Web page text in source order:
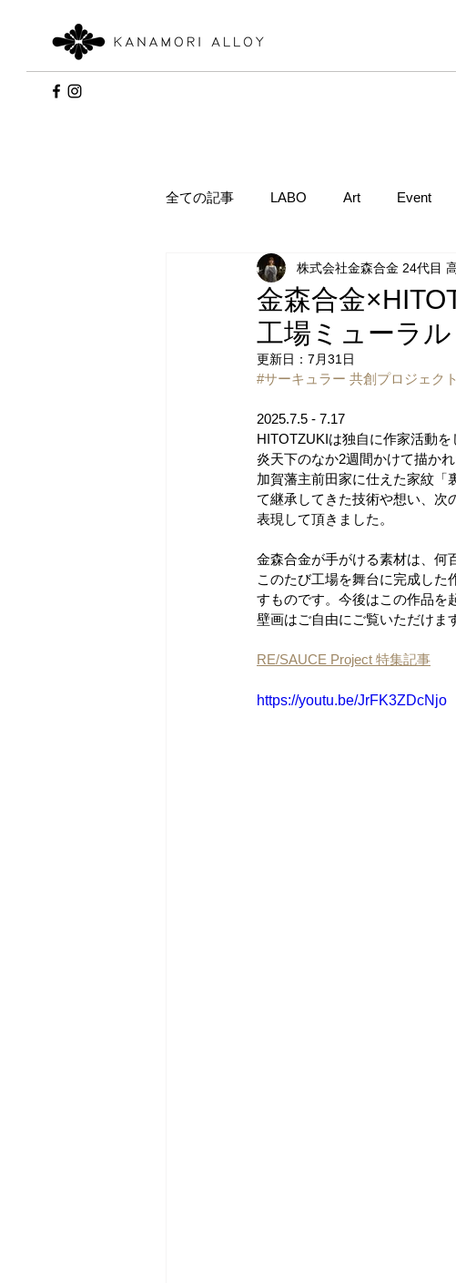
全ての記事 LABO Art Event
金森合金
工場ミューラル
株式会社金森合金 24代目
更新日： 7月31日
#サーキュラー 共創プロジェクト
2025.7.5 - 7.17
HITOTZUKIは独自に作家活動
炎天下のなか2週間かけて描か
加賀藩主前田家に仕えた家紋「
て継承してきた技術や想い、次
表現して頂きました。
金森合金が手がける素材は、何
このたび工場を舞台に完成した
すものです。今後はこの作品を
壁画はご自由にご覧いただけま
RE/SAUCE Project 特集記事
https://youtu.be/JrFK3ZDcNjo